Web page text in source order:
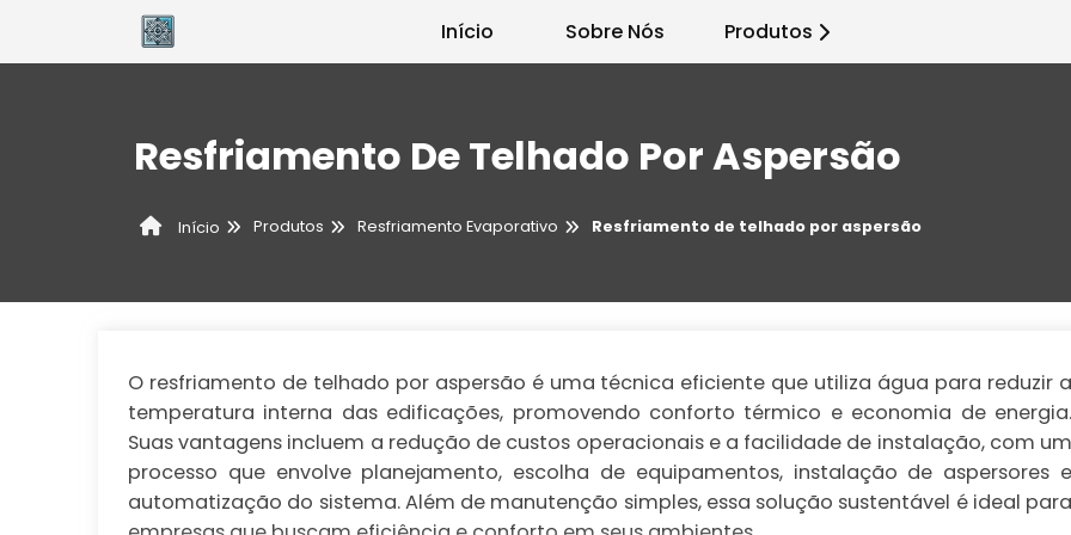
Início Sobre Nós Produtos
Resfriamento De Telhado Por Aspersão
Início Produtos Resfriamento Evaporativo Resfriamento de telhado por aspersão
O resfriamento de telhado por aspersão é uma técnica eficiente que utiliza água para reduzir a
temperatura interna das edificações, promovendo conforto térmico e economia de energia.
Suas vantagens incluem a redução de custos operacionais e a facilidade de instalação, com um
processo que envolve planejamento, escolha de equipamentos, instalação de aspersores e
automatização do sistema. Além de manutenção simples, essa solução sustentável é ideal para